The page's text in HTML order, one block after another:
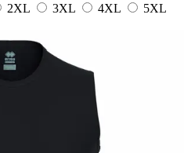
2XL 3XL 4XL
5XL